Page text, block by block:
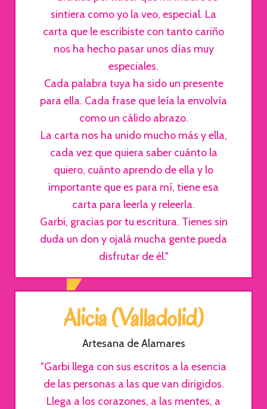
sintiera como yo la veo, especial. La
carta que le escribiste con tanto cariño
nos ha hecho pasar unos días muy
especiales.
Cada palabra tuya ha sido un presente
para ella. Cada frase que leía la envolvía
como un cálido abrazo.
La carta nos ha unido mucho más y ella,
cada vez que quiera saber cuánto la
quiero, cuánto aprendo de ella y lo
importante que es para mí, tiene esa
carta para leerla y releerla.
Garbi, gracias por tu escritura. Tienes sin
duda un don y ojalá mucha gente pueda
disfrutar de él."
Alicia (Valladolid)
Artesana de Alamares
"Garbi llega con sus escritos a la esencia
de las personas a las que van dirigidos.
Llega a los corazones, a las mentes, a